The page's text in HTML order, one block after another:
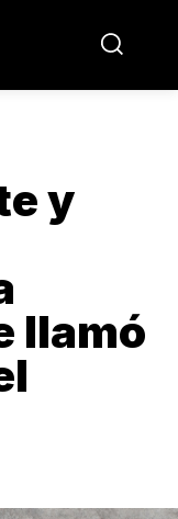
y
llamó